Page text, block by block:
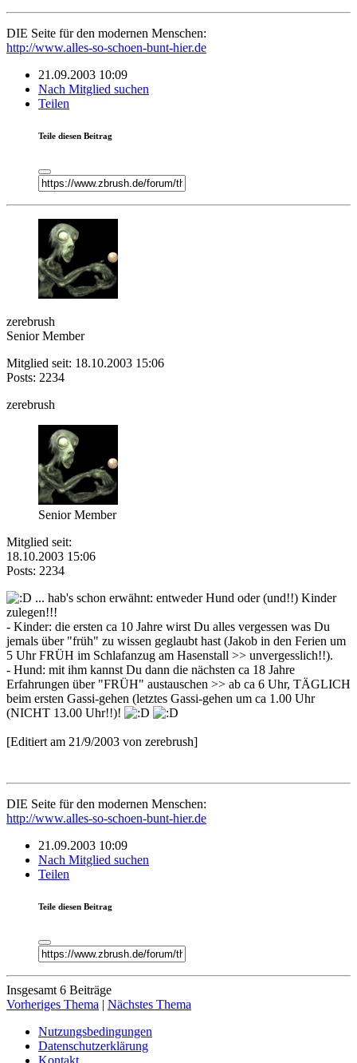
DIE Seite für den modernen Menschen:
http://www.alles-so-schoen-bunt-hier.de
21.09.2003 10:09
Nach Mitglied suchen
Teilen
Teile diesen Beitrag
zerebrush
Senior Member
Mitglied seit: 18.10.2003 15:06
Posts: 2234
zerebrush
Senior Member
Mitglied seit:
18.10.2003 15:06
Posts: 2234
... hab's schon erwähnt: entweder Hund oder (und!!) Kinder
zulegen!!!
- Kinder: die ersten ca 10 Jahre wirst Du alles vergessen was Du
jemals über "früh" zu wissen geglaubt hast (Jakob in den Ferien um
5 Uhr FRÜH im Schlafanzug am Hasenstall >> unvergesslich!!).
- Hund: mit ihm kannst Du dann die nächsten ca 18 Jahre
Erfahrungen über "FRÜH" austauschen >> ab ca 6 Uhr, TÄGLICH
beim ersten Gassi-gehen (letztes Gassi-gehen um ca 1.00 Uhr
(NICHT 13.00 Uhr!!)!
[Editiert am 21/9/2003 von zerebrush]
DIE Seite für den modernen Menschen:
http://www.alles-so-schoen-bunt-hier.de
21.09.2003 10:09
Nach Mitglied suchen
Teilen
Teile diesen Beitrag
Insgesamt 6 Beiträge
Vorheriges Thema | Nächstes Thema
Nutzungsbedingungen
Datenschutzerklärung
Kontakt